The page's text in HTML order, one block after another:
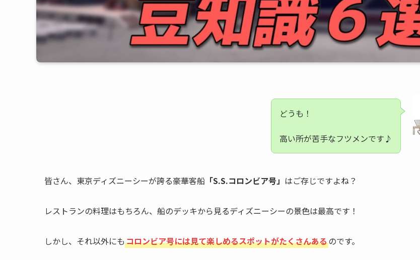
どうも！
高い所が苦手なフツメンです♪
皆さん、東京ディズニーシーが誇る豪華客船 「S.S.コロンビア号」 はご存じですよね？
レストランの料理はもちろん、船のデッキから見るディズニーシーの景色は最高です！
しかし、それ以外にもコロンビア号には見て楽しめるスポットがたくさんあるのです。